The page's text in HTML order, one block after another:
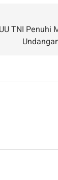
TNI Penuhi